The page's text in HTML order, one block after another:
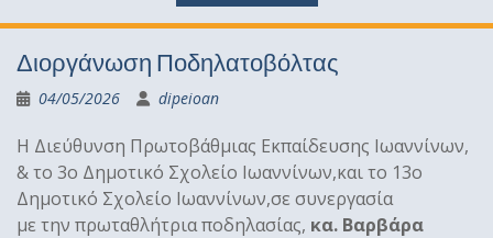
Διοργάνωση Ποδηλατοβόλτας
04/05/2026 dipeioan
Η Διεύθυνση Πρωτοβάθμιας Εκπαίδευσης Ιωαννίνων,
& το 3ο Δημοτικό Σχολείο Ιωαννίνων,και το 13ο
Δημοτικό Σχολείο Ιωαννίνων,σε συνεργασία
με την πρωταθλήτρια ποδηλασίας, κα. Βαρβάρα